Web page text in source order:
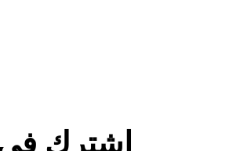
اشترك في